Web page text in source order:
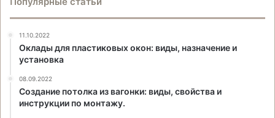
11.10.2022
Оклады для пластиковых окон: виды, назначение и
установка
08.09.2022
Создание потолка из вагонки: виды, свойства и
инструкции по монтажу.